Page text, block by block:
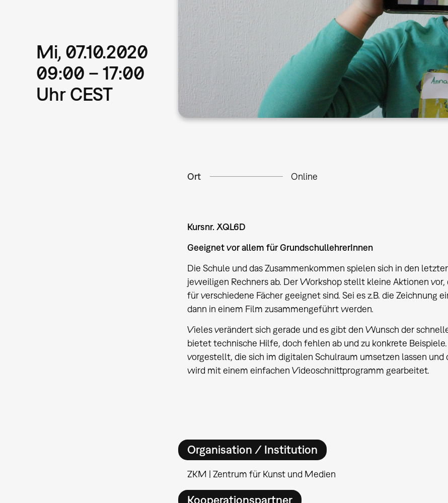
Mi, 07.10.2020
09:00 – 17:00
Uhr CEST
Ort Online
Kursnr. XQL6D
Geeignet vor allem für GrundschullehrerInnen
Die Schule und das Zusammenkommen spielen sich in den
jeweiligen Rechners ab. Der Workshop stellt kleine Aktionen
für verschiedene Fächer geeignet sind. Sei es z.B. die Zeichnung
dann in einem Film zusammengeführt werden.
Vieles verändert sich gerade und es gibt den Wunsch der
bietet technische Hilfe, doch fehlen ab und zu konkrete
vorgestellt, die sich im digitalen Schulraum umsetzen lassen
wird mit einem einfachen Videoschnittprogramm gearbeitet.
Organisation / Institution
ZKM | Zentrum für Kunst und Medien
Kooperationspartner